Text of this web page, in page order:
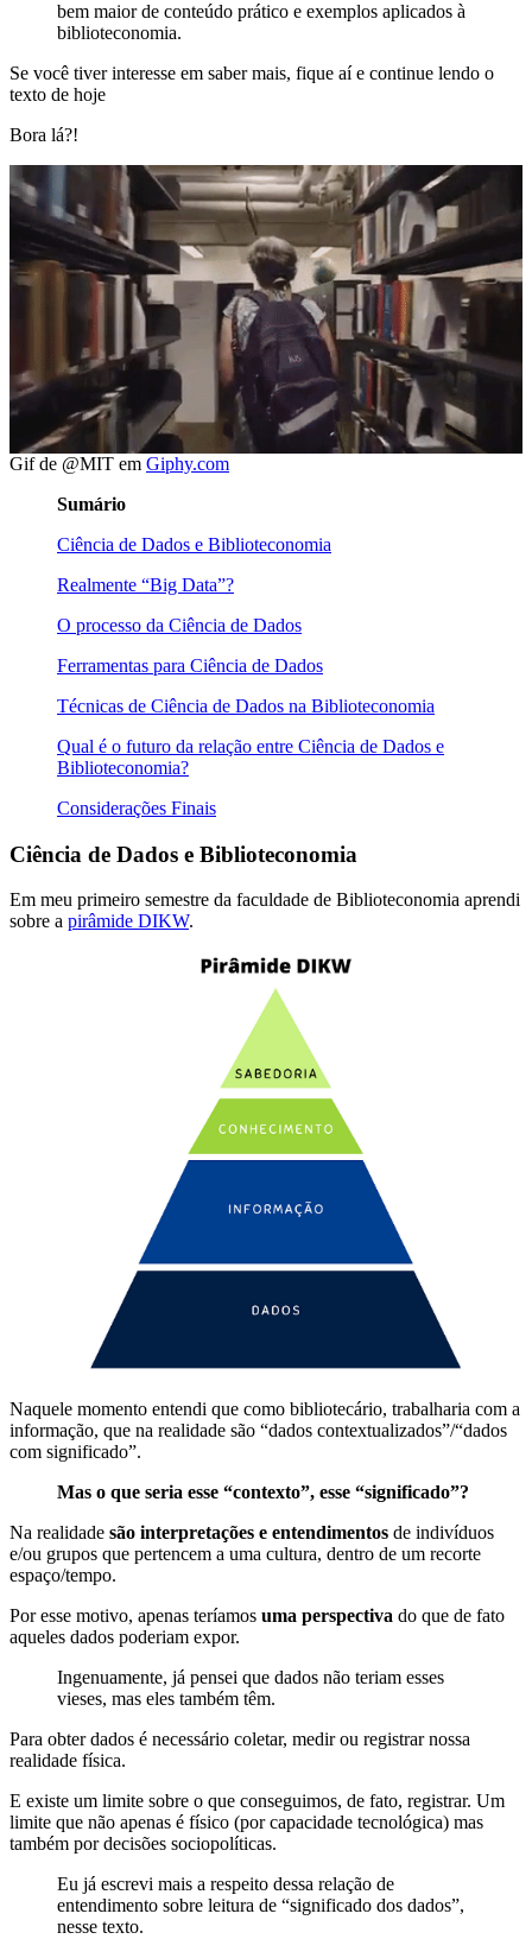
bem maior de conteúdo prático e exemplos aplicados à
biblioteconomia.
Se você tiver interesse em saber mais, fique aí e continue lendo o
texto de hoje
Bora lá?!
Gif de @MIT em Giphy.com
Sumário
Ciência de Dados e Biblioteconomia
Realmente “Big Data”?
O processo da Ciência de Dados
Ferramentas para Ciência de Dados
Técnicas de Ciência de Dados na Biblioteconomia
Qual é o futuro da relação entre Ciência de Dados e
Biblioteconomia?
Considerações Finais
Ciência de Dados e Biblioteconomia
Em meu primeiro semestre da faculdade de Biblioteconomia aprendi
sobre a pirâmide DIKW.
Naquele momento entendi que como bibliotecário, trabalharia com a
informação, que na realidade são “dados contextualizados”/“dados
com significado”.
Mas o que seria esse “contexto”, esse “significado”?
Na realidade são interpretações e entendimentos de indivíduos
e/ou grupos que pertencem a uma cultura, dentro de um recorte
espaço/tempo.
Por esse motivo, apenas teríamos uma perspectiva do que de fato
aqueles dados poderiam expor.
Ingenuamente, já pensei que dados não teriam esses
vieses, mas eles também têm.
Para obter dados é necessário coletar, medir ou registrar nossa
realidade física.
E existe um limite sobre o que conseguimos, de fato, registrar. Um
limite que não apenas é físico (por capacidade tecnológica) mas
também por decisões sociopolíticas.
Eu já escrevi mais a respeito dessa relação de
entendimento sobre leitura de “significado dos dados”,
nesse texto.